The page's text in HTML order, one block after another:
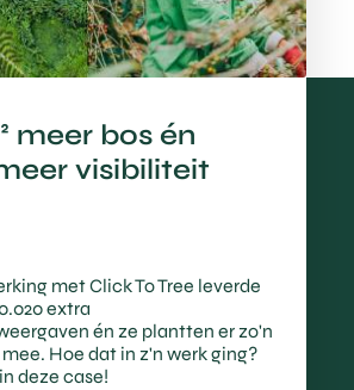
meer bos én
visibiliteit
met Click To Tree leverde
extra
én ze plantten er zo'n
mee. Hoe dat in z'n werk ging?
deze case!